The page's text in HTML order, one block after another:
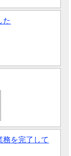
た
務を完了して